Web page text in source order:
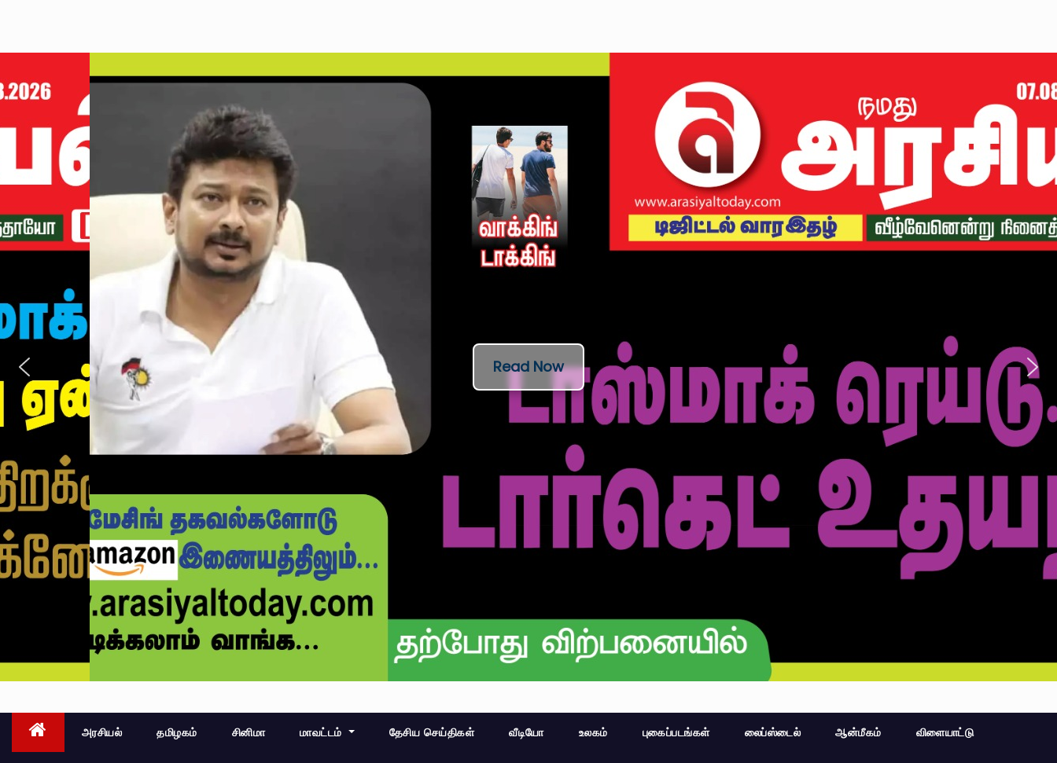
Read Now
அரசியல் தமிழகம் சினிமா மாவட்டம் தேசிய செய்திகள் வீடியோ உலகம் புகைப்படங்கள் லைப்ஸ்டைல் ஆன்மீகம் விளையாட்டு